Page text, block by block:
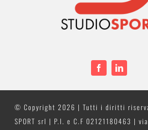
© Copyright 2026 | Tutti i diritti
SPORT srl | P.I. e C.F 02121180463 |